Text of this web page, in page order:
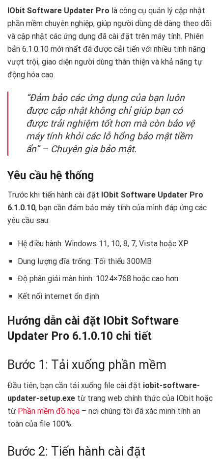
IObit Software Updater Pro là công cụ quản lý cập nhật
phần mềm chuyên nghiệp, giúp người dùng dễ dàng theo dõi
và cập nhật các ứng dụng đã cài đặt trên máy tính. Phiên
bản 6.1.0.10 mới nhất đã được cải tiến với nhiều tính năng
vượt trội, giao diện người dùng thân thiện và khả năng tự
động hóa cao.
“Đảm bảo các ứng dụng của bạn luôn
được cập nhật không chỉ giúp bạn có
được trải nghiệm tốt hơn mà còn bảo vệ
máy tính khỏi các lỗ hổng bảo mật tiềm
ẩn” – Chuyên gia bảo mật.
Yêu cầu hệ thống
Trước khi tiến hành cài đặt IObit Software Updater Pro
6.1.0.10, bạn cần đảm bảo máy tính của mình đáp ứng các
yêu cầu sau:
Hệ điều hành: Windows 11, 10, 8, 7, Vista hoặc XP
Dung lượng đĩa trống: Tối thiểu 300MB
Độ phân giải màn hình: 1024×768 hoặc cao hơn
Kết nối internet ổn định
Hướng dẫn cài đặt IObit Software
Updater Pro 6.1.0.10 chi tiết
Bước 1: Tải xuống phần mềm
Đầu tiên, bạn cần tải xuống file cài đặt iobit-software-
updater-setup.exe từ trang web chính thức của IObit hoặc
từ Phần mềm đồ họa – nơi chúng tôi đã xác minh tính an
toàn của file 100%.
Bước 2: Tiến hành cài đặt